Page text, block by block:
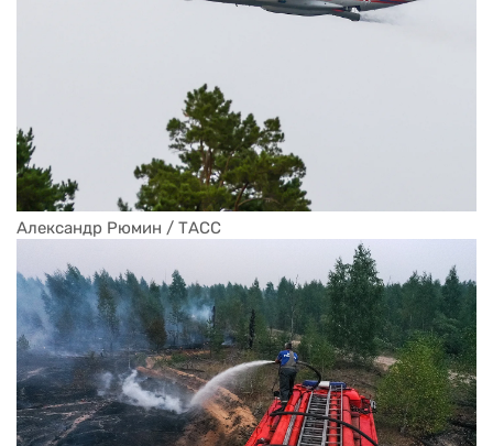
Александр Рюмин / ТАСС